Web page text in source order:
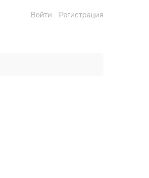
Войти Регистрация